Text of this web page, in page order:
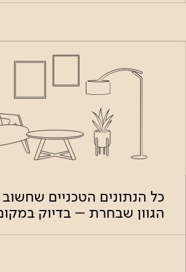
כל הנתונים הטכניים
הגוון שבחרת – בדיוק